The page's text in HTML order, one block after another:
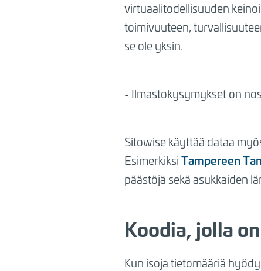
virtuaalitodellisuuden
toimivuuteen,
se ole yksin.
- Ilmastokysymykset on
Sitowise käyttää dataa
EsimerkiksiTampereen
päästöjä sekä asukkaiden
Koodia, jolla
Kun isoja tietomääriä